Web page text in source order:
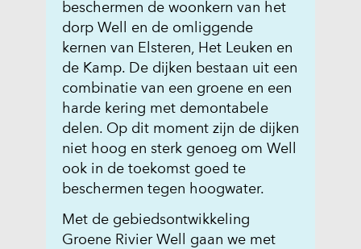
beschermen de woonkern van het
dorp Well en de omliggende
kernen van Elsteren, Het Leuken en
de Kamp. De dijken bestaan uit een
combinatie van een groene en een
harde kering met demontabele
delen. Op dit moment zijn de dijken
niet hoog en sterk genoeg om Well
ook in de toekomst goed te
beschermen tegen hoogwater.
Met de gebiedsontwikkeling
Groene Rivier Well gaan we met